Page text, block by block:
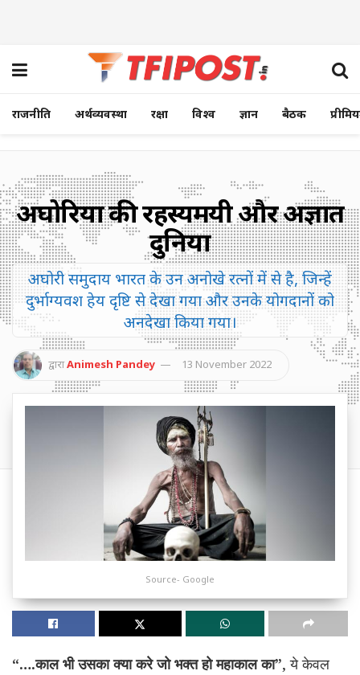
राजनीति अर्थव्यवस्था रक्षा विश्व ज्ञान बैठक
अघोरियों की रहस्यमयी और अज्ञात
दुनिया
अघोरी समुदाय भारत के उन अनोखे रत्नों में से है, जिन्हें
दुर्भाग्यवश हेय दृष्टि से देखा गया और उनके योगदानों को
अनदेखा किया गया।
द्वाराAnimesh Pandey 13 November 2022
Source- Google
“….काल भी उसका क्या करे जो भक्त हो महाकाल का”, ये केवल